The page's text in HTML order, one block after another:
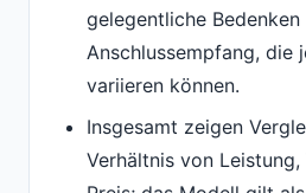
gelegentliche Bedenken
Anschlussempfang, die
variieren können.
Insgesamt zeigen
Verhältnis von